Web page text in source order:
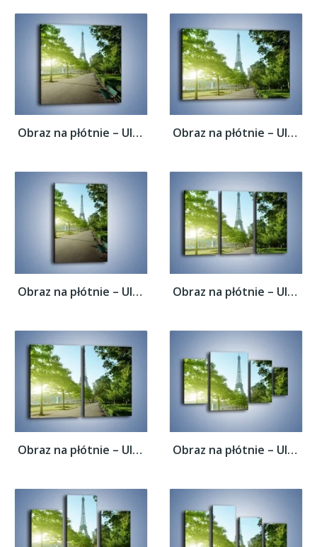
Obraz na płótnie – Uliczka w parku na tle... Obraz na płótnie – Uliczka w parku na tle...
Obraz na płótnie – Uliczka w parku na tle... Obraz na płótnie – Uliczka w parku na tle...
Obraz na płótnie – Uliczka w parku na tle... Obraz na płótnie – Uliczka w parku na tle...